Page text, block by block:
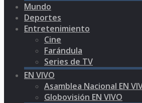
Mundo
Deportes
Entretenimiento
Cine
Farándula
Series de TV
EN VIVO
Asamblea Nacional EN
Globovisión EN VIVO